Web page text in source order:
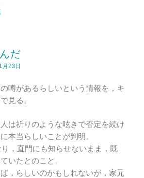
だ
月23日
噂があるらしいという情報を，キ
見る。
は祈りのような呟きで否定を続け
本当らしいことが判明。
，直門にも知らせないまま，既
いたとのこと。
，らしいのかもしれないが，家元